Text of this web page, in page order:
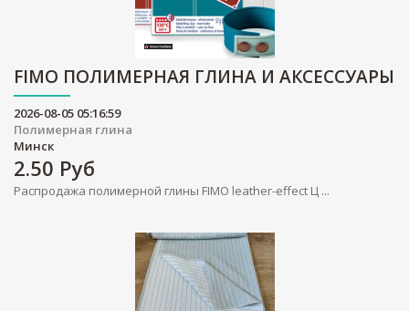
FIMO ПОЛИМЕРНАЯ ГЛИНА И АКСЕССУАРЫ
2026-08-05 05:16:59
Полимерная глина
Минск
2.50 Руб
Распродажа полимерной глины FIMO leather-effect Ц ...